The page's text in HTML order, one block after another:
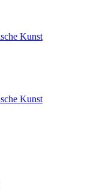
Kunst
Kunst